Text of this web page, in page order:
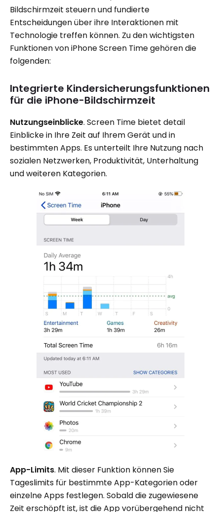
Bildschirmzeit steuern und fundierte
Entscheidungen über ihre Interaktionen mit
Technologie treffen können. Zu den wichtigsten
Funktionen von iPhone Screen Time gehören die
folgenden:
Integrierte Kindersicherungsfunktionen
für die iPhone-Bildschirmzeit
Nutzungseinblicke. Screen Time bietet detail
Einblicke in Ihre Zeit auf Ihrem Gerät und in
bestimmten Apps. Es unterteilt Ihre Nutzung nach
sozialen Netzwerken, Produktivität, Unterhaltung
und weiteren Kategorien.
App-Limits. Mit dieser Funktion können Sie
Tageslimits für bestimmte App-Kategorien oder
einzelne Apps festlegen. Sobald die zugewiesene
Zeit erschöpft ist, ist die App vorübergehend nicht